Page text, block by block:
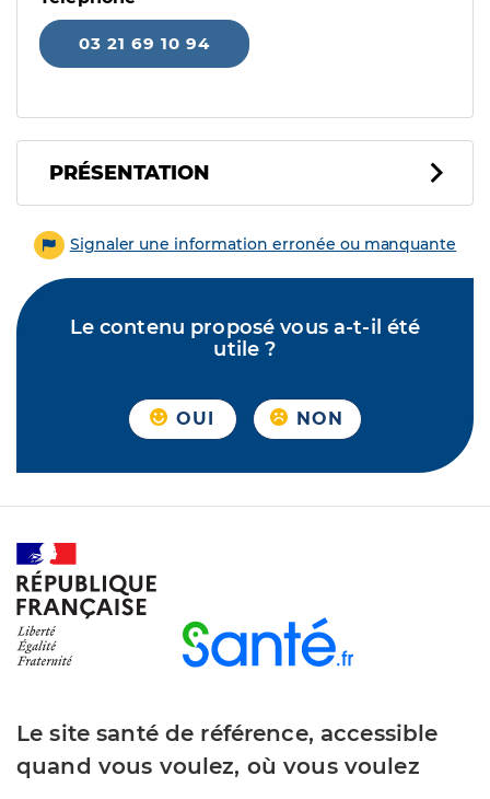
03 21 69 10 94
PRÉSENTATION
Signaler une information erronée ou manquante
Le contenu proposé vous a-t-il été
utile ?
OUI NON
Le site santé de référence, accessible
quand vous voulez, où vous voulez